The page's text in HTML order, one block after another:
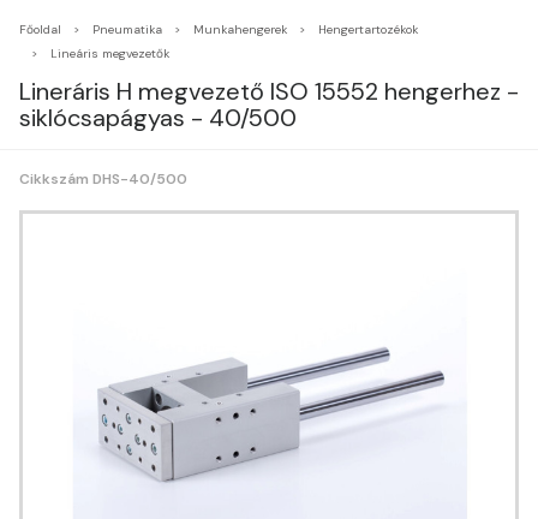
Főoldal Pneumatika Munkahengerek
Hengertartozékok
Lineáris megvezetők
Lineráris H megvezető ISO 15552 hengerhez -
siklócsapágyas - 40/500
Cikkszám DHS-40/500